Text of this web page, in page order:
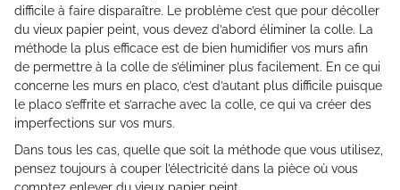
difficile à faire disparaître. Le problème c’est que pour décoller
du vieux papier peint, vous devez d’abord éliminer la colle. La
méthode la plus efficace est de bien humidifier vos murs afin
de permettre à la colle de s’éliminer plus facilement. En ce qui
concerne les murs en placo, c’est d’autant plus difficile puisque
le placo s’effrite et s’arrache avec la colle, ce qui va créer des
imperfections sur vos murs.
Dans tous les cas, quelle que soit la méthode que vous utilisez,
pensez toujours à couper l’électricité dans la pièce où vous
comptez enlever du vieux papier peint.